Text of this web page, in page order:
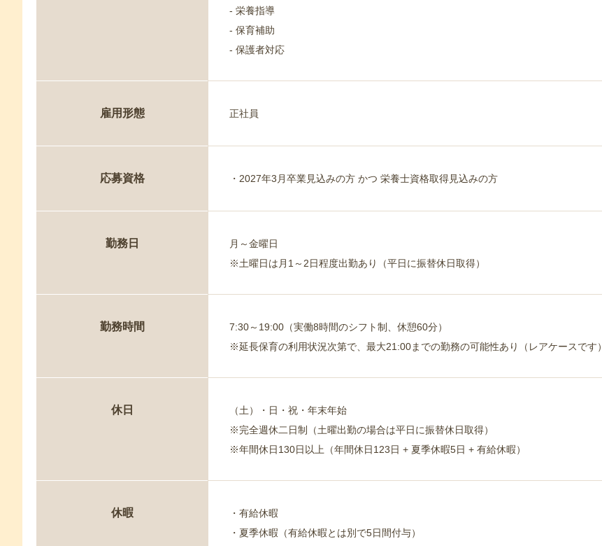
- 栄養指導
- 保育補助
- 保護者対応
雇用形態 正社員
応募資格 ・2027年3月卒業見込みの方 かつ 栄養士資格取得見込みの方
勤務日
月～金曜日
※土曜日は月1～2日程度出勤あり（平日に振替休日取得）
勤務時間
7:30～19:00（実働8時間のシフト制、休憩60分）
※延長保育の利用状況次第で、最大21:00までの勤務の可能性あり（レアケースです）
休日
（土）・日・祝・年末年始
※完全週休二日制（土曜出勤の場合は平日に振替休日取得）
※年間休日130日以上（年間休日123日 + 夏季休暇5日 + 有給休暇）
休暇
・有給休暇
・夏季休暇（有給休暇とは別で5日間付与）